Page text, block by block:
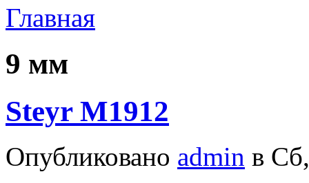
Главная
9 мм
Steyr M1912
Опубликовано admin в